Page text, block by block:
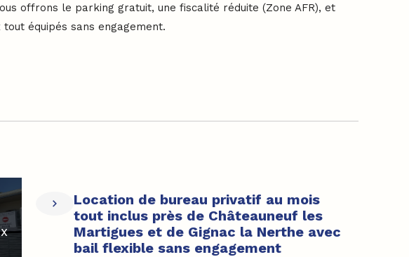
offrons le parking gratuit, une fiscalité réduite (Zone AFR), et
tout équipés sans engagement.
Location de bureau privatif au mois
tout inclus près de Châteauneuf les
Martigues et de Gignac la Nerthe avec
bail flexible sans engagement